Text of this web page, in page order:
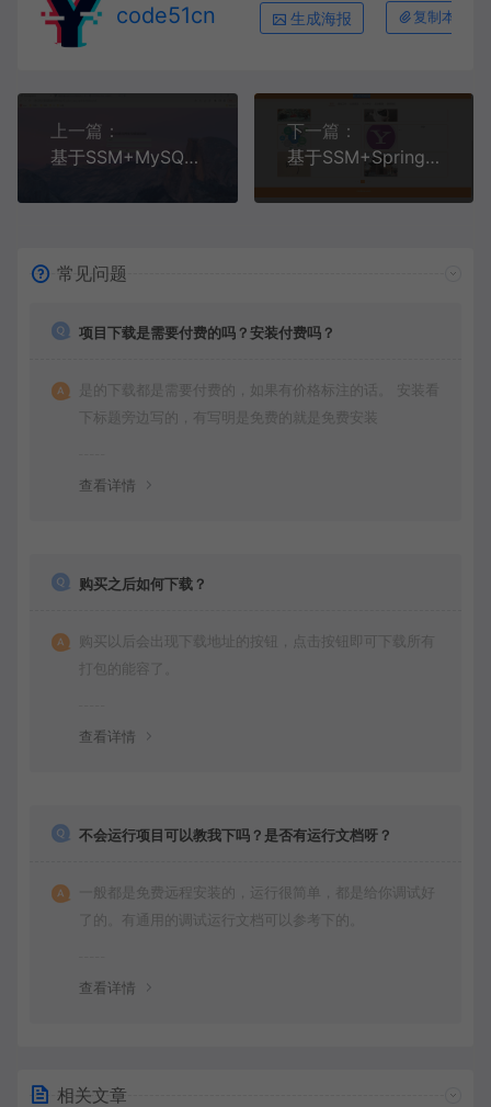
code51cn 生成海报 复制本文链
上一篇：
基于SSM+MySQL+Bootstrap的停车场管理系统(附论文)
下一篇：
基于SSM+SpringBoot+MySQL+Vue的勤工俭学管理系统(附论文)
常见问题
项目下载是需要付费的吗？安装付费吗？
是的下载都是需要付费的，如果有价格标注的话。 安装看
下标题旁边写的，有写明是免费的就是免费安装
查看详情
购买之后如何下载？
购买以后会出现下载地址的按钮，点击按钮即可下载所有
打包的能容了。
查看详情
不会运行项目可以教我下吗？是否有运行文档呀？
一般都是免费远程安装的，运行很简单，都是给你调试好
了的。有通用的调试运行文档可以参考下的。
查看详情
相关文章